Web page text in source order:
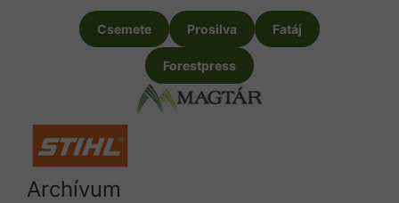
Csemete Prosilva Fatáj
Forestpress
Archívum